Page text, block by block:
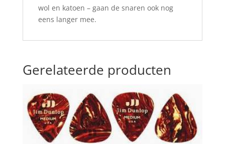
wol en katoen – gaan de snaren ook nog
eens langer mee.
Gerelateerde producten